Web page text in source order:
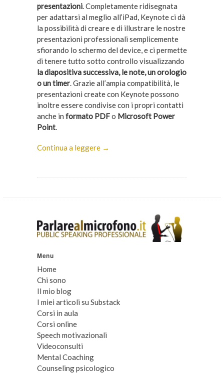
presentazioni. Completamente ridisegnata
per adattarsi al meglio all’iPad, Keynote ci dà
la possibilità di creare e di illustrare le nostre
presentazioni professionali semplicemente
sfiorando lo schermo del device, e ci permette
di tenere tutto sotto controllo visualizzando
la diapositiva successiva, le note, un orologio
o un timer. Grazie all’ampia compatibilità, le
presentazioni create con Keynote possono
inoltre essere condivise con i propri contatti
anche in formato PDFo Microsoft Power
Point.
Continua a leggere →
Menu
Home
Chi sono
Il mio blog
I miei articoli su Substack
Corsi in aula
Corsi online
Speech motivazionali
Videoconsulti
Mental Coaching
Counseling psicologico